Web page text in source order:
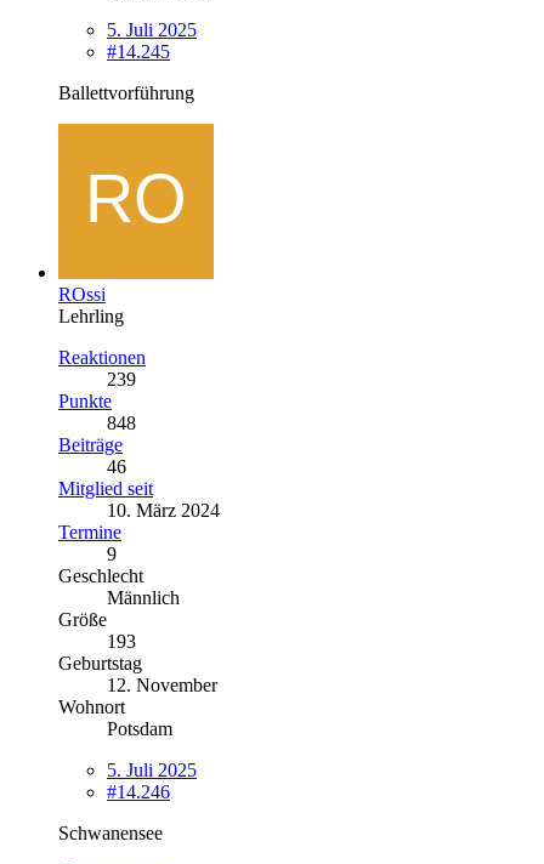
5. Juli 2025
#14.245
Ballettvorführung
ROssi
Lehrling
Reaktionen
239
Punkte
848
Beiträge
46
Mitglied seit
10. März 2024
Termine
9
Geschlecht
Männlich
Größe
193
Geburtstag
12. November
Wohnort
Potsdam
5. Juli 2025
#14.246
Schwanensee